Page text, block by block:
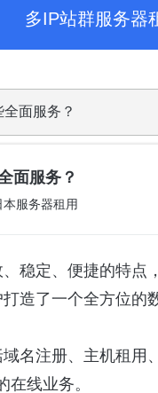
多IP站群服务器
面服务？
面服务？
服务器租用
稳定、便捷的特点
造了一个全方位的
名注册、主机租用、
线业务。